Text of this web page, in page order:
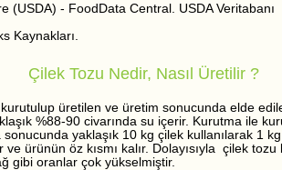
(USDA) - FoodData Central. USDA Veritabanı
Kaynakları.
Çilek Tozu Nedir, Nasıl Üretilir ?
üretilen ve üretim sonucunda elde
%88-90 civarında su içerir. Kurutma ile
yaklaşık 10 kg çilek kullanılarak 1
ürünün öz kısmı kalır. Dolayısıyla çilek
gibi oranlar çok yükselmiştir.